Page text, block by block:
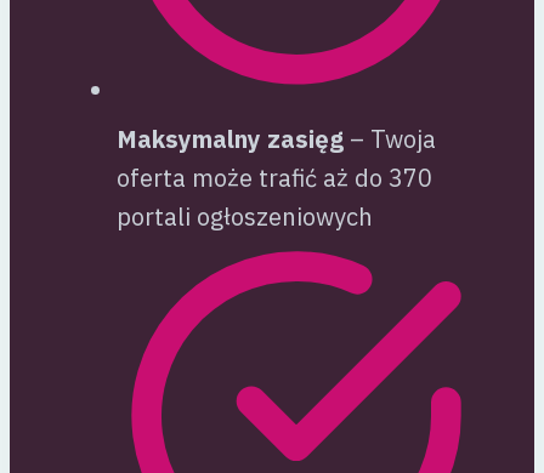
Maksymalny zasięg – Twoja
oferta może trafić aż do 370
portali ogłoszeniowych